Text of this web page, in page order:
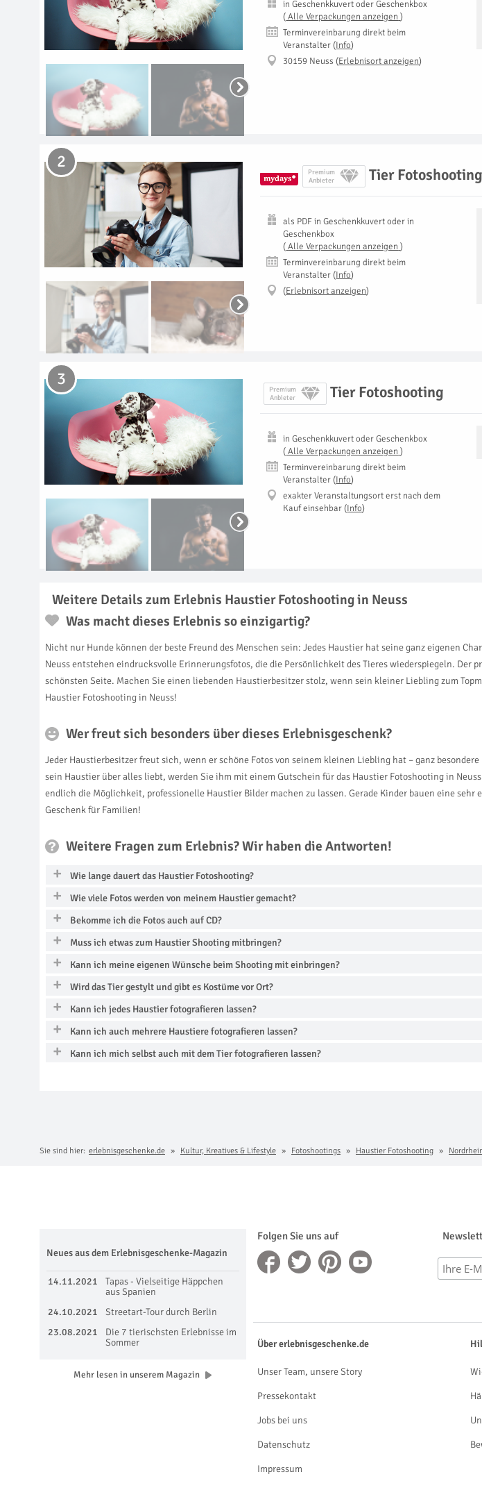
inGeschenkkuvert oder Geschenkbox
( Alle Verpackungen anzeigen )
Terminvereinbarung direkt beim
Veranstalter (Info)
30159 Neuss (Erlebnisort anzeigen)
Premium
Anbieter
Tier
2
als PDFinGeschenkkuvert oder in
Geschenkbox
( Alle Verpackungen anzeigen )
Terminvereinbarung direkt beim
Veranstalter (Info)
(Erlebnisort anzeigen)
Premium
Anbieter
Tier Fotoshooting
3
inGeschenkkuvert oder Geschenkbox
( Alle Verpackungen anzeigen )
Terminvereinbarung direkt beim
Veranstalter (Info)
exakter Veranstaltungsort erst nach dem
Kauf einsehbar (Info)
Weitere Details zum Erlebnis Haustier Fotoshooting in Neuss
Was macht dieses Erlebnis so einzigartig?
Nicht nur Hunde können der beste Freund des Menschen sein: Jedes Haustier hat seine ganz eigenen
Neuss entstehen eindrucksvolle Erinnerungsfotos, die die Persönlichkeit des Tieres wiederspiegeln.
schönsten Seite. Machen Sie einen liebenden Haustierbesitzer stolz, wenn sein kleiner Liebling zum
Haustier Fotoshooting in Neuss!
Wer freut sich besonders über dieses Erlebnisgeschenk?
Jeder Haustierbesitzer freut sich, wenn er schöne Fotos von seinem kleinen Liebling hat – ganz
sein Haustier über alles liebt, werden Sie ihm mit einem Gutschein für das Haustier Fotoshooting in
endlich die Möglichkeit, professionelle Haustier Bilder machen zu lassen. Gerade Kinder bauen eine
Geschenk für Familien!
Weitere Fragen zum Erlebnis? Wir haben die Antworten!
Wie lange dauert das Haustier Fotoshooting?
Wie viele Fotos werden von meinem Haustier gemacht?
Bekomme ich die Fotos auch auf CD?
Muss ich etwas zum Haustier Shooting mitbringen?
Kann ich meine eigenen Wünsche beim Shooting mit einbringen?
Wird das Tier gestylt und gibt es Kostüme vor Ort?
Kann ich jedes Haustier fotografieren lassen?
Kann ich auch mehrere Haustiere fotografieren lassen?
Kann ich mich selbst auch mit dem Tier fotografieren lassen?
Sie sind hier: erlebnisgeschenke.de Kultur, Kreatives & Lifestyle Fotoshootings Haustier Fotoshooting
Folgen Sie uns auf
Neues aus dem Erlebnisgeschenke-Magazin
14.11.2021
Tapas - Vielseitige Häppchen
aus Spanien
24.10.2021
Streetart-Tour durch Berlin
23.08.2021
Die 7 tierischsten Erlebnisse im
Sommer
Mehr lesen in unserem Magazin
Über erlebnisgeschenke.de
Unser Team, unsere Story
Pressekontakt
Jobs bei uns
Datenschutz
Impressum